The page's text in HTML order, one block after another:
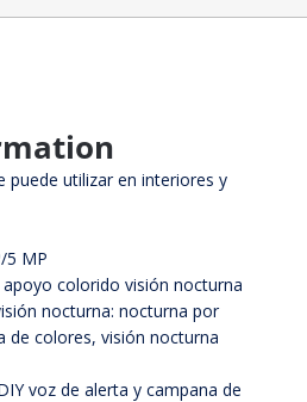
puede utilizar en interiores y
5 MP
colorido visión nocturna
nocturna: nocturna por
de colores, visión nocturna
voz de alerta y campana de